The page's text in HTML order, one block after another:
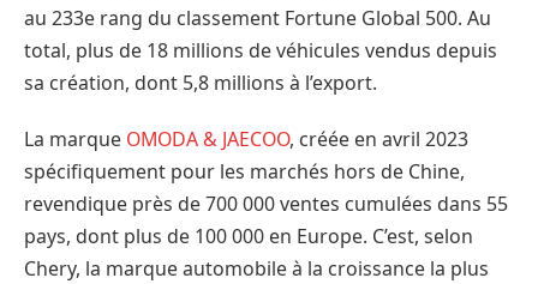
au 233e rang du classement Fortune Global 500. Au
total, plus de 18 millions de véhicules vendus depuis
sa création, dont 5,8 millions à l’export.
La marque OMODA & JAECOO, créée en avril 2023
spécifiquement pour les marchés hors de Chine,
revendique près de 700 000 ventes cumulées dans 55
pays, dont plus de 100 000 en Europe. C’est, selon
Chery, la marque automobile à la croissance la plus